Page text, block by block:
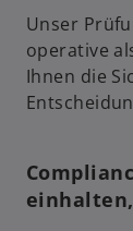
Unser
operative
Ihnen die